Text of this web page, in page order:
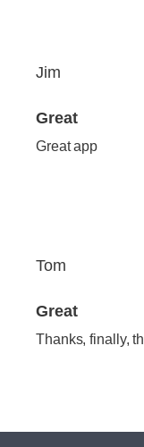
Jim
Great
Great app
Tom
Great
Thanks, finally,